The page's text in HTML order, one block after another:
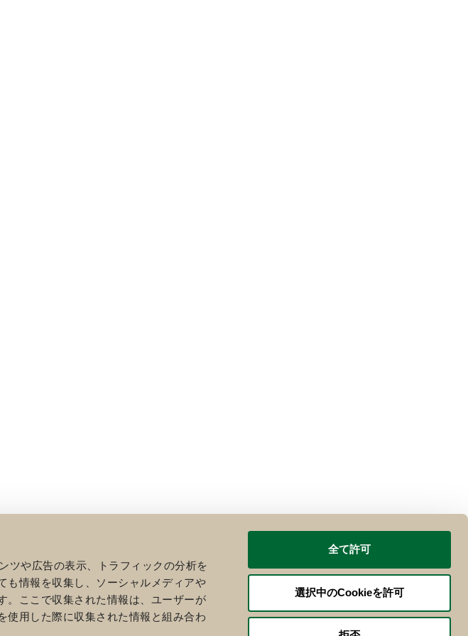
ツや広告の表示、トラフィックの分析を
も情報を収集し、ソーシャルメディアや
。ここで収集された情報は、ユーザーが
使用した際に収集された情報と組み合わ
全て許可
選択中のCookieを許可